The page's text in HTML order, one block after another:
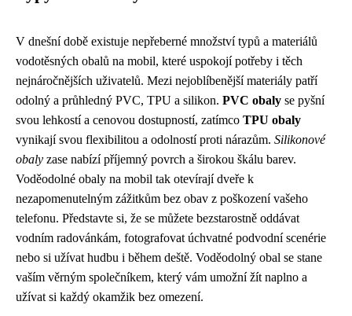
V dnešní době existuje nepřeberné množství typů a materiálů
vodotěsných obalů na mobil, které uspokojí potřeby i těch
nejnáročnějších uživatelů. Mezi nejoblíbenější materiály patří
odolný a průhledný PVC, TPU a silikon. PVC obaly se pyšní
svou lehkostí a cenovou dostupností, zatímco TPU obaly
vynikají svou flexibilitou a odolností proti nárazům. Silikonové
obaly zase nabízí příjemný povrch a širokou škálu barev.
Voděodolné obaly na mobil tak otevírají dveře k
nezapomenutelným zážitkům bez obav z poškození vašeho
telefonu. Představte si, že se můžete bezstarostně oddávat
vodním radovánkám, fotografovat úchvatné podvodní scenérie
nebo si užívat hudbu i během deště. Voděodolný obal se stane
vaším věrným společníkem, který vám umožní žít naplno a
užívat si každý okamžik bez omezení.